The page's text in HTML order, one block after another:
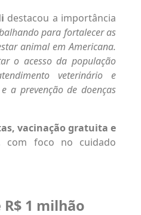
destacou a importância
para fortalecer as
animal em Americana.
o acesso da população
veterinário e
a prevenção de doenças
vacinação gratuita e
com foco no cuidado
1 milhão